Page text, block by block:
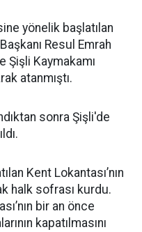
yönelik başlatılan
Resul Emrah
Şişli Kaymakamı
atanmıştı.
sonra Şişli'de
Kent Lokantası’nın
halk sofrası kurdu.
bir an önce
kapatılmasını